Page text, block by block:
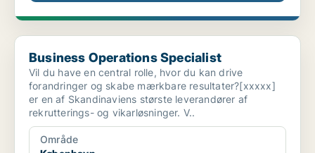
Business Operations Specialist
Business Operations Specialist
Vil du have en central rolle, hvor du kan drive
forandringer og skabe mærkbare resultater?[xxxxx]
er en af Skandinaviens største leverandører af
rekrutterings- og vikarløsninger. V..
Område